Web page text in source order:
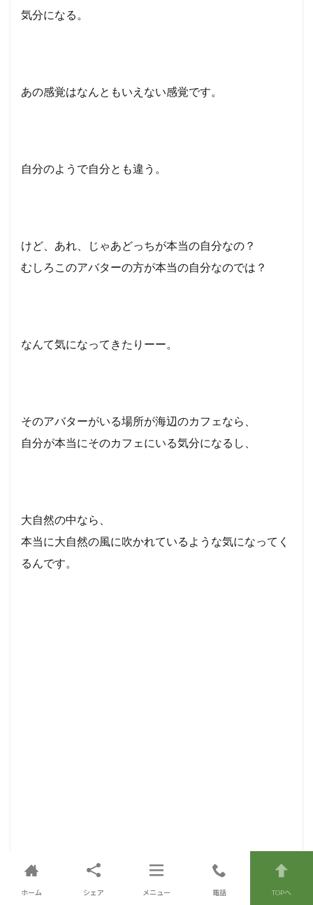
気分になる。
あの感覚はなんともいえない感覚です。
自分のようで自分とも違う。
けど、あれ、じゃあどっちが本当の自分なの？
むしろこのアバターの方が本当の自分なのでは？
なんて気になってきたりーー。
そのアバターがいる場所が海辺のカフェなら、
自分が本当にそのカフェにいる気分になるし、
大自然の中なら、
本当に大自然の風に吹かれているような気になってく
るんです。
ホーム シェア メニュー 電話 TOPへ